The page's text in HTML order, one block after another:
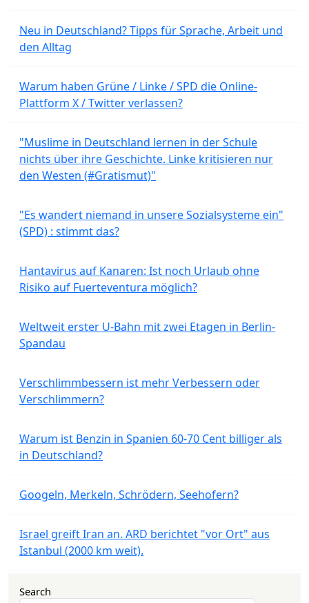
Neu in Deutschland? Tipps für Sprache, Arbeit und
den Alltag
Warum haben Grüne / Linke / SPD die Online-
Plattform X / Twitter verlassen?
"Muslime in Deutschland lernen in der Schule
nichts über ihre Geschichte. Linke kritisieren nur
den Westen (#Gratismut)"
"Es wandert niemand in unsere Sozialsysteme ein"
(SPD) : stimmt das?
Hantavirus auf Kanaren: Ist noch Urlaub ohne
Risiko auf Fuerteventura möglich?
Weltweit erster U-Bahn mit zwei Etagen in Berlin-
Spandau
Verschlimmbessern ist mehr Verbessern oder
Verschlimmern?
Warum ist Benzin in Spanien 60-70 Cent billiger als
in Deutschland?
Googeln, Merkeln, Schrödern, Seehofern?
Israel greift Iran an. ARD berichtet "vor Ort" aus
Istanbul (2000 km weit).
Search